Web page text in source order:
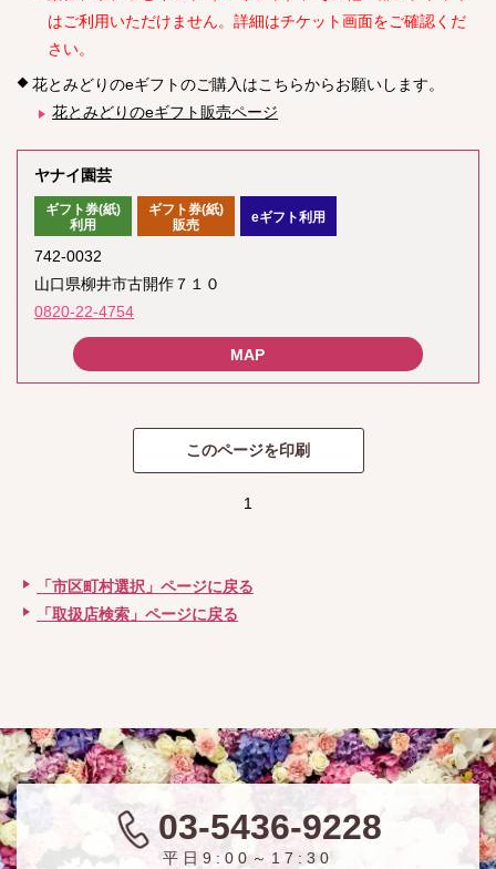
はご利用いただけません。詳細はチケット画面をご確認くだ
さい。
花とみどりのeギフトのご購入はこちらからお願いします。
花とみどりのeギフト販売ページ
ヤナイ園芸
ギフト券(紙)
利用
ギフト券(紙)
販売
eギフト利用
742-0032
山口県柳井市古開作７１０
0820-22-4754
1
「市区町村選択」ページに戻る
「取扱店検索」ページに戻る
03-5436-9228
平日9:00～17:30